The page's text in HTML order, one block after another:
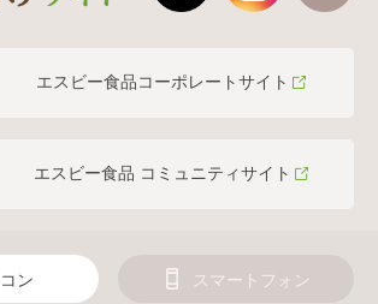
エスビー食品コーポレートサイト
エスビー食品 コミュニティサイト
ン スマートフォン